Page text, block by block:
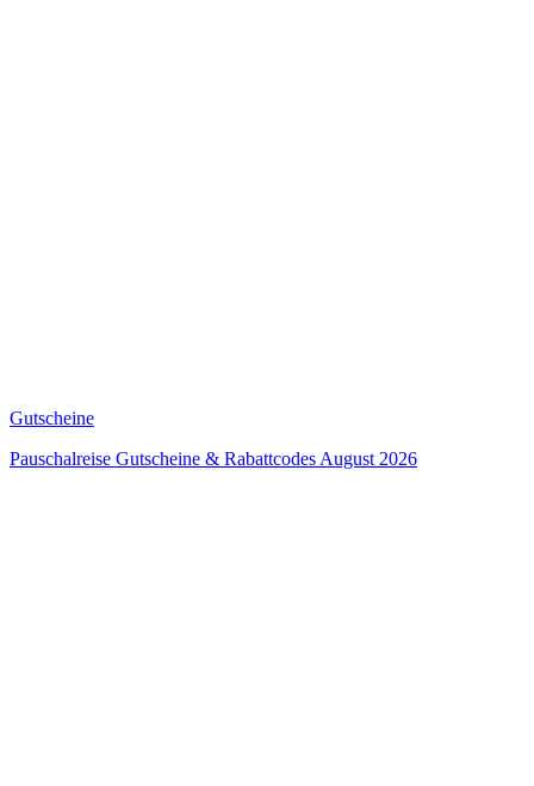
Gutscheine
Pauschalreise Gutscheine & Rabattcodes August 2026